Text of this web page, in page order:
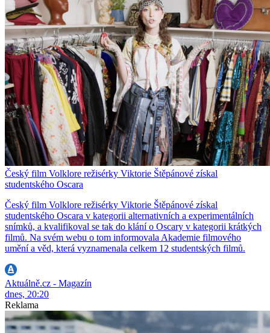
Český film Volklore režisérky Viktorie Štěpánové získal
studentského Oscara
Český film Volklore režisérky Viktorie Štěpánové získal
studentského Oscara v kategorii alternativních a experimentálních
snímků, a kvalifikoval se tak do klání o Oscary v kategorii krátkých
filmů. Na svém webu o tom informovala Akademie filmového
umění a věd, která vyznamenala celkem 12 studentských filmů.
Aktuálně.cz - Magazín
dnes, 20:20
Reklama